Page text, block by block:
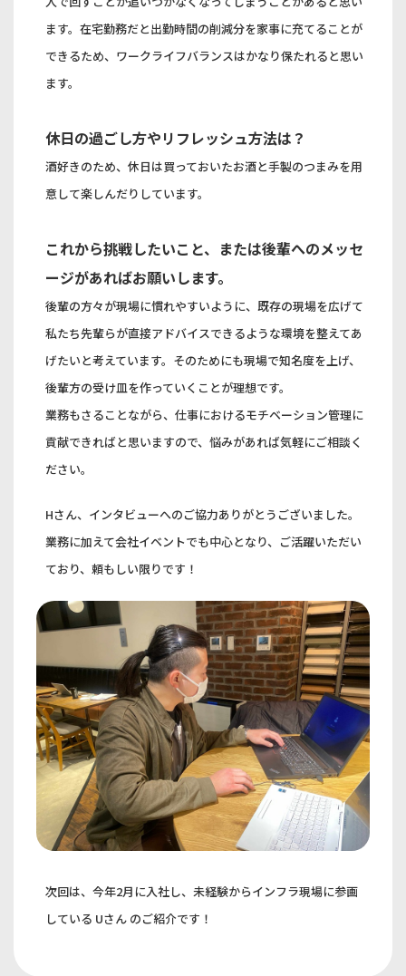
ます。在宅勤務だと出勤時間の削減分を家事に充てることが
できるため、ワークライフバランスはかなり保たれると思い
ます。
休日の過ごし方やリフレッシュ方法は？
酒好きのため、休日は買っておいたお酒と手製のつまみを用
意して楽しんだりしています。
これから挑戦したいこと、または後輩へのメッセ
ージがあればお願いします。
後輩の方々が現場に慣れやすいように、既存の現場を広げて
私たち先輩らが直接アドバイスできるような環境を整えてあ
げたいと考えています。そのためにも現場で知名度を上げ、
後輩方の受け皿を作っていくことが理想です。
業務もさることながら、仕事におけるモチベーション管理に
貢献できればと思いますので、悩みがあれば気軽にご相談く
ださい。
Hさん、インタビューへのご協力ありがとうございました。
業務に加えて会社イベントでも中心となり、ご活躍いただい
ており、頼もしい限りです！
次回は、今年2月に入社し、未経験からインフラ現場に参画
している Uさん のご紹介です！